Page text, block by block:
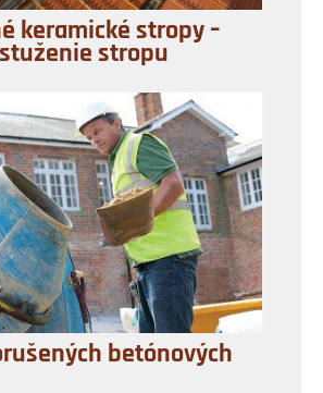
keramické stropy –
stropu
betónových